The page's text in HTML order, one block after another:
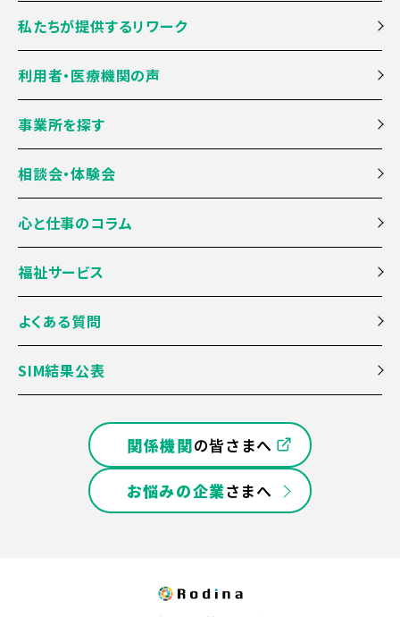
私たちが提供するリワーク
利用者・医療機関の声
事業所を探す
相談会・体験会
心と仕事のコラム
福祉サービス
よくある質問
SIM結果公表
関係機関の皆さまへ
お悩みの企業さまへ